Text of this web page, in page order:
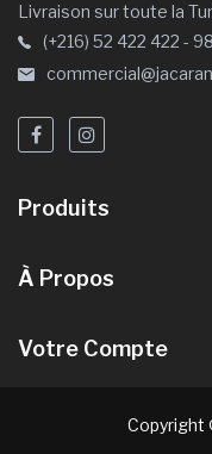
Livraison sur toute la
(+216) 52 422 422 -
Produits
À Propos
Votre Compte
Copyright